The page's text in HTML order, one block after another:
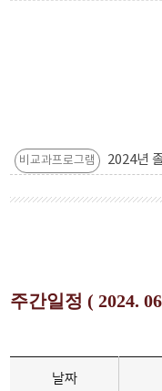
비교과프로그램 2024년
주간일정 ( 2024.
날짜